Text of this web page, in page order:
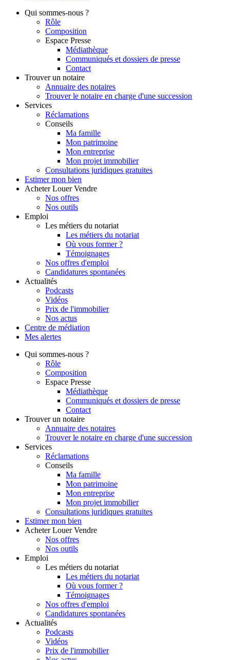
Qui sommes-nous ?
Rôle
Composition
Espace Presse
Médiathèque
Communiqués et dossiers de presse
Contact
Trouver un notaire
Annuaire des notaires
Trouver le notaire en charge d'une succession
Services
Réclamations
Conseils
Ma famille
Mon patrimoine
Mon entreprise
Mon projet immobilier
Consultations juridiques gratuites
Estimer mon bien
Acheter Louer Vendre
Nos offres
Nos outils
Emploi
Les métiers du notariat
Les métiers du notariat
Où vous former ?
Témoignages
Nos offres d'emploi
Candidatures spontanées
Actualités
Podcasts
Vidéos
Prix de l'immobilier
Nos actus
Centre de médiation
Mes alertes
Qui sommes-nous ?
Rôle
Composition
Espace Presse
Médiathèque
Communiqués et dossiers de presse
Contact
Trouver un notaire
Annuaire des notaires
Trouver le notaire en charge d'une succession
Services
Réclamations
Conseils
Ma famille
Mon patrimoine
Mon entreprise
Mon projet immobilier
Consultations juridiques gratuites
Estimer mon bien
Acheter Louer Vendre
Nos offres
Nos outils
Emploi
Les métiers du notariat
Les métiers du notariat
Où vous former ?
Témoignages
Nos offres d'emploi
Candidatures spontanées
Actualités
Podcasts
Vidéos
Prix de l'immobilier